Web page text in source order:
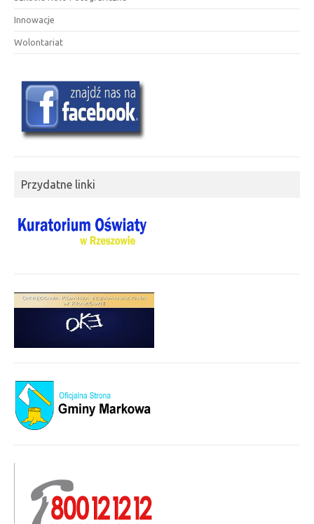
Innowacje
Wolontariat
Przydatne linki